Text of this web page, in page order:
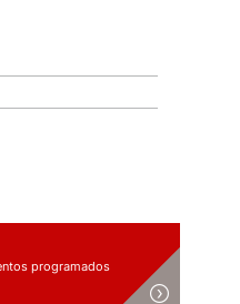
programados